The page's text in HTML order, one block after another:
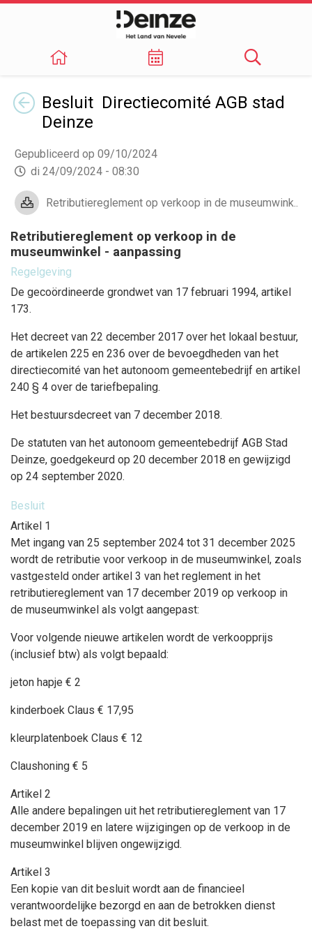
TerugBesluit Directiecomité AGB stad
Deinze
Gepubliceerd op 09/10/2024
di 24/09/2024 - 08:30
Retributiereglement op verkoop in de museumwink..
Retributiereglement op verkoop in de
museumwinkel - aanpassing
Regelgeving
De gecoördineerde grondwet van 17 februari 1994, artikel
173.
Het decreet van 22 december 2017 over het lokaal bestuur,
de artikelen 225 en 236 over de bevoegdheden van het
directiecomité van het autonoom gemeentebedrijf en artikel
240 § 4 over de tariefbepaling.
Het bestuursdecreet van 7 december 2018.
De statuten van het autonoom gemeentebedrijf AGB Stad
Deinze, goedgekeurd op 20 december 2018 en gewijzigd
op 24 september 2020.
Besluit
Artikel 1
Met ingang van 25 september 2024 tot 31 december 2025
wordt de retributie voor verkoop in de museumwinkel, zoals
vastgesteld onder artikel 3 van het reglement in het
retributiereglement van 17 december 2019 op verkoop in
de museumwinkel als volgt aangepast:
Voor volgende nieuwe artikelen wordt de verkoopprijs
(inclusief btw) als volgt bepaald:
jeton hapje € 2
kinderboek Claus € 17,95
kleurplatenboek Claus € 12
Claushoning € 5
Artikel 2
Alle andere bepalingen uit het retributiereglement van 17
december 2019 en latere wijzigingen op de verkoop in de
museumwinkel blijven ongewijzigd.
Artikel 3
Een kopie van dit besluit wordt aan de financieel
verantwoordelijke bezorgd en aan de betrokken dienst
belast met de toepassing van dit besluit.